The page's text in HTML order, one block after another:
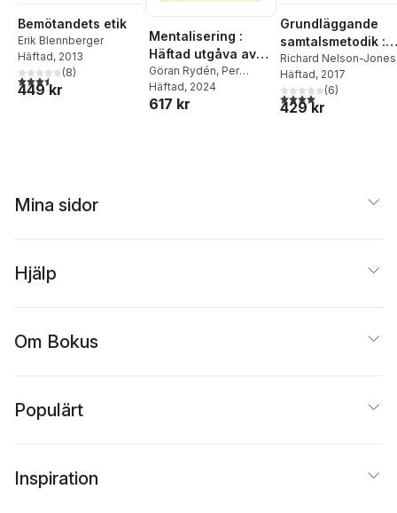
Bemötandets etik
Erik Blennberger
Häftad, 2013
3,5utav 5 stjärnor. Totalt antal röster:
(8)
449 kr
Mentalisering :
Häftad utgåva av
originalutgåvan
från 2008
Göran Rydén, Per
Wallroth
Häftad, 2024
617 kr
Grundläggande
samtalsmetodik :
en handbok för
hjälpare
Richard Nelson-Jones
Häftad, 2017
4,0utav 5 stjärnor.
(6)
429 kr
Mina sidor
Hjälp
Om Bokus
Populärt
Inspiration